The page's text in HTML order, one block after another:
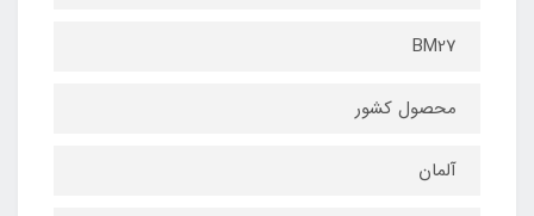
BM27
محصول کشور
آلمان